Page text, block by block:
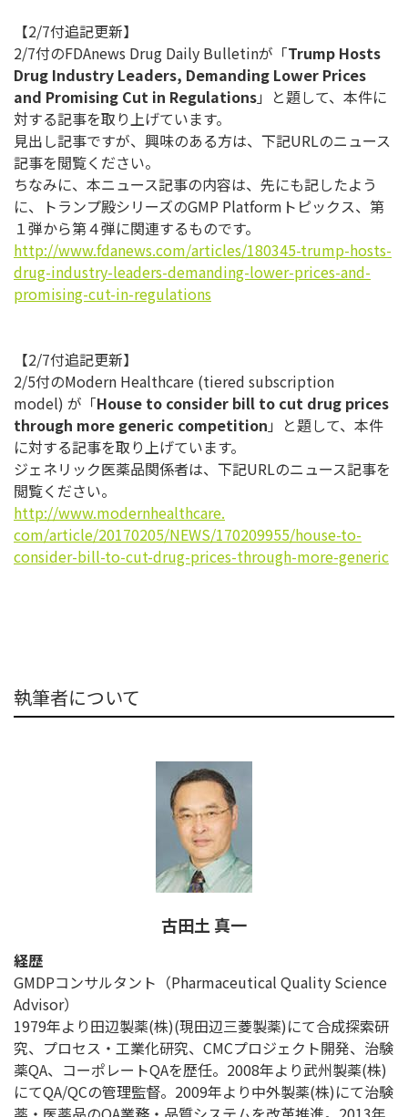
【2/7付追記更新】
2/7付のFDAnews Drug Daily Bulletinが「Trump Hosts
Drug Industry Leaders, Demanding Lower Prices
and Promising Cut in Regulations」と題して、 本件に
対する記事を取り上げています。
見出し記事ですが、興味のある方は、下記URLのニュース
記事を閲覧ください。
ちなみに、本ニュース記事の内容は、先にも記したよう
に、
トランプ殿シリーズのGMP Platformトピックス、 第
１弾から第４弾に関連するものです。
http://www.fdanews.com/articles/180345-trump-hosts-
drug-industry-leaders-demanding-lower-prices-and-
promising-cut-in-regulations
【2/7付追記更新】
2/5付のModern Healthcare (tiered subscription
model) が「House to consider bill to cut drug prices
through more generic competition 」と題して、 本件
に対する記事を取り上げています。
ジェネリック医薬品関係者は、下記URLのニュース記事を
閲覧く ださい。
http://www.modernhealthcare.
com/article/20170205/NEWS/170209955/house-to-
consider-bill-to-cut-drug-prices-through-more-generic
執筆者について
古田土 真一
経歴
GMDPコンサルタント（Pharmaceutical Quality Science
Advisor）
1979年より田辺製薬(株)(現田辺三菱製薬)にて合成探索研
究、プロセス・工業化研究、CMCプロジェクト開発、治験
薬QA、コーポレートQAを歴任。2008年より武州製薬(株)
にてQA/QCの管理監督。2009年より中外製薬(株)にて治験